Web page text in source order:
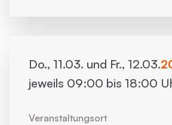
Do., 11.03. und Fr., 12.03.
jeweils 09:00 bis 18:00
Veranstaltungsort